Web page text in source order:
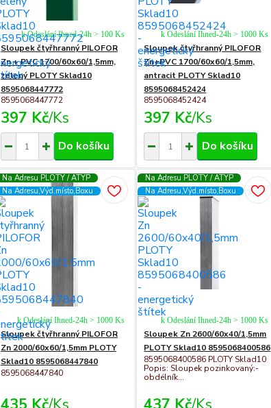
Sloupek čtyřhranný PILOFOR
Zn + PVC 1700/60x60/1,5mm,
zelený PLOTY Sklad10
8595068447772
8595068447772
397 Kč/Ks
k Odeslání Ihned-24h > 100 Ks
Do košíku
Sloupek čtyřhranný PILOFOR
Zn+PVC 1700/60x60/1,5mm,
antracit PLOTY Sklad10
8595068452424
8595068452424
397 Kč/Ks
k Odeslání Ihned-24h > 1000 Ks
Do košíku
Na Adresu PLOTY / ATYP
Na Adresu,Výd.místo,Boxu
Sloupek čtyřhranný PILOFOR
Zn 2000/60x60/1,5mm PLOTY
Sklad10 8595068447840
8595068447840
k Odeslání Ihned-24h > 1000 Ks
Na Adresu PLOTY / ATYP
Na Adresu,Výd.místo,Boxu
Sloupek Zn 2600/60x40/1,5mm
PLOTY Sklad10 8595068400586
8595068400586 PLOTY Sklad10
Popis: Sloupek pozinkovaný:-
obdélník...
k Odeslání Ihned-24h > 1000 Ks